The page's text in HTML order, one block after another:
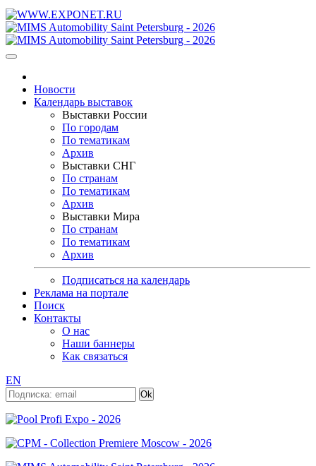
Новости
Календарь выставок
Выставки России
По городам
По тематикам
Архив
Выставки СНГ
По странам
По тематикам
Архив
Выставки Мира
По странам
По тематикам
Архив
Подписаться на календарь
Реклама на портале
Поиск
Контакты
О нас
Наши баннеры
Как связаться
EN